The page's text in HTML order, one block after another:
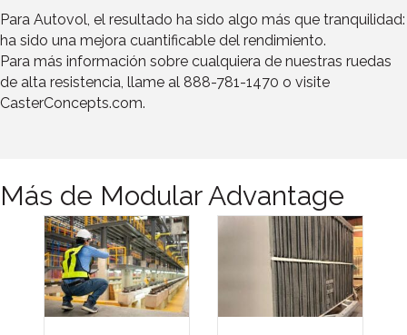
Para Autovol, el resultado ha sido algo más que tranquilidad:
ha sido una mejora cuantificable del rendimiento.
Para más información sobre cualquiera de nuestras ruedas
de alta resistencia, llame al 888-781-1470 o visite
CasterConcepts.com.
Más de Modular Advantage